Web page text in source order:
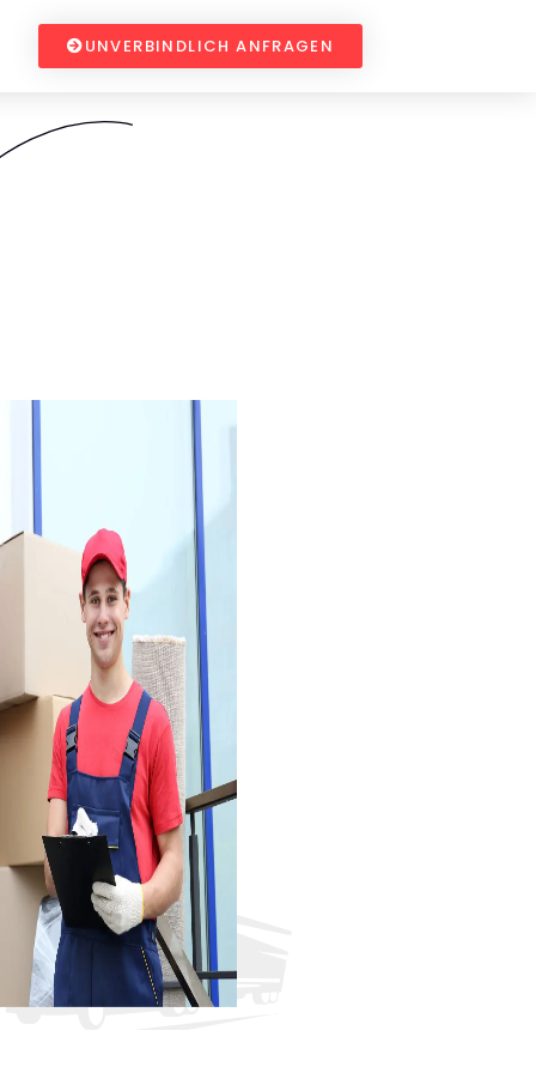
UNVERBINDLICH ANFRAGEN